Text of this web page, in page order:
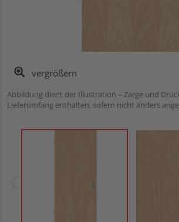
vergrößern
Abbildung dient der Illustration – Zarge und
Lieferumfang enthalten, sofern nicht anders